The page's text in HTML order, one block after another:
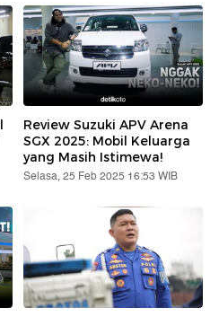
Review Suzuki APV Arena
SGX 2025: Mobil Keluarga
yang Masih Istimewa!
Selasa, 25 Feb 2025 16:53 WIB